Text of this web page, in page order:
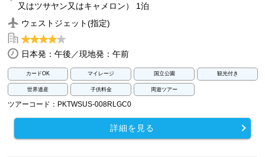
又はツサヤン又はキャメロン） 1泊
ウェストジェット(指定)
日本発：午後／現地発：午前
カードOK マイレージ 国立公園 観光付き
世界遺産 子供料金 周遊ツアー
ツアーコード：PKTWSUS-008RLGC0
詳細を見る